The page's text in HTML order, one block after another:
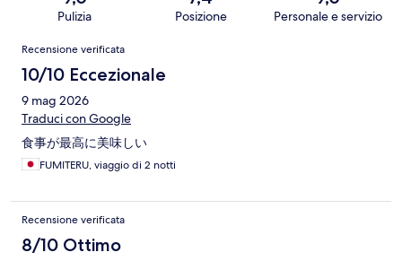
Pulizia Posizione Personale e servizio
Recensioni
Recensione verificata
10/10 Eccezionale
9 mag 2026
Traduci con Google
食事が最高に美味しい
FUMITERU, viaggio di 2 notti
Recensione verificata
8/10 Ottimo